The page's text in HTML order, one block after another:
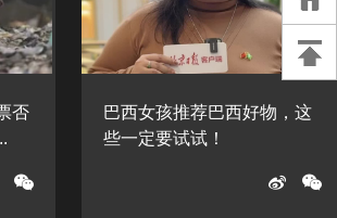
等信息不实
否
巴西女孩推荐巴西好物，这
些一定要试试！